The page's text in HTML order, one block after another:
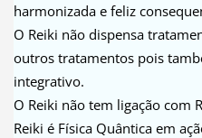
harmonizada e feliz
O Reiki não dispensa
outros tratamentos pois
integrativo.
O Reiki não tem ligação com
Reiki é Física Quântica em